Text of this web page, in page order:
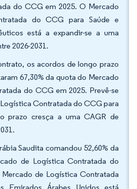
do CCG em 2025. O Mercado
do CCG para Saúde e
está a expandir-se a uma
2026-2031.
os acordos de longo prazo
67,30% da quota do Mercado
do CCG em 2025. Prevê-se
Contratada do CCG para
prazo cresça a uma CAGR de
Saudita comandou 52,60% da
de Logística Contratada do
de Logística Contratada